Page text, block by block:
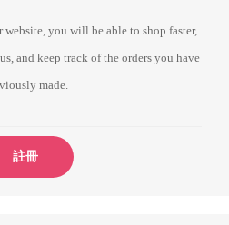
you will be able to shop faster,
and keep track of the orders you have
made.
註冊